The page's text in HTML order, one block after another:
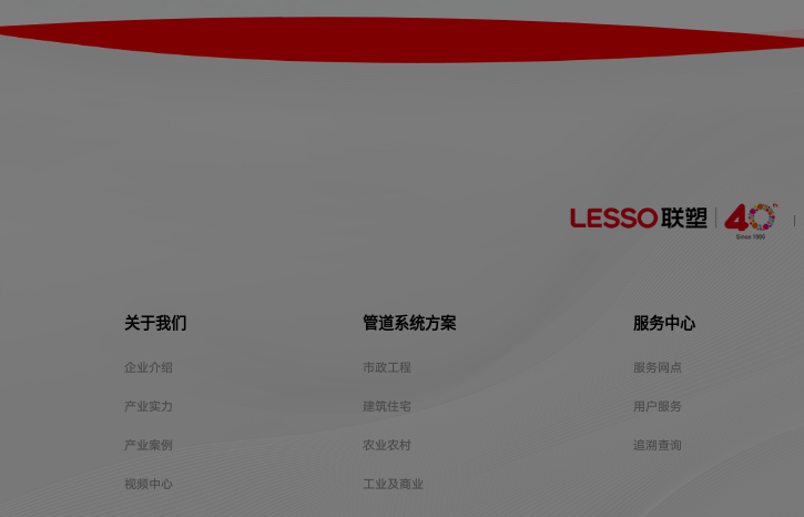
关于我们
企业介绍
产业实力
产业案例
视频中心
管道系统方案
市政工程
建筑住宅
农业农村
工业及商业
服务中心
服务网点
用户服务
追溯查询